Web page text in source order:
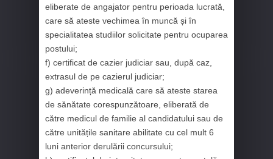
eliberate de angajator pentru perioada lucrată,
care să ateste vechimea în muncă și în
specialitatea studiilor solicitate pentru ocuparea
postului;
f) certificat de cazier judiciar sau, după caz,
extrasul de pe cazierul judiciar;
g) adeverință medicală care să ateste starea
de sănătate corespunzătoare, eliberată de
către medicul de familie al candidatului sau de
către unitățile sanitare abilitate cu cel mult 6
luni anterior derulării concursului;